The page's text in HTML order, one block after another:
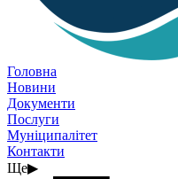
Головна
Новини
Документи
Послуги
Муніципалітет
Контакти
Ще▶